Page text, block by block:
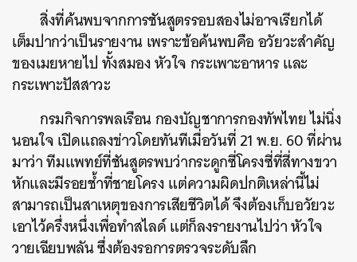
สิ่งที่ค้นพบจากการชันสูตรรอบสองไม่อาจเรียกได้
เต็มปากว่าเป็นรายงาน เพราะข้อค้นพบคือ อวัยวะสำคัญ
ของเมยหายไป ทั้งสมอง หัวใจ กระเพาะอาหาร และ
กระเพาะปัสสาวะ
กรมกิจการพลเรือน กองบัญชาการกองทัพไทย ไม่นิ่ง
นอนใจ เปิดแถลงข่าวโดยทันทีเมื่อวันที่ 21 พ.ย. 60 ที่ผ่าน
มาว่า ทีมแพทย์ที่ชันสูตรพบว่ากระดูกซี่โครงซี่ที่สี่ทางขวา
หักและมีรอยช้ำที่ชายโครง แต่ความผิดปกติเหล่านี้ไม่
สามารถเป็นสาเหตุของการเสียชีวิตได้ จึงต้องเก็บอวัยวะ
เอาไว้ครึ่งหนึ่งเพื่อทำสไลด์ แต่ก็ลงรายงานไปว่า หัวใจ
วายเฉียบพลัน ซึ่งต้องรอการตรวจระดับลึก